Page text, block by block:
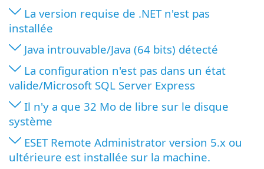
La version requise de .NET n'est pas
installée
Java introuvable/Java (64 bits) détecté
La configuration n'est pas dans un état
valide/Microsoft SQL Server Express
Il n'y a que 32 Mo de libre sur le disque
système
ESET Remote Administrator version 5.x ou
ultérieure est installée sur la machine.